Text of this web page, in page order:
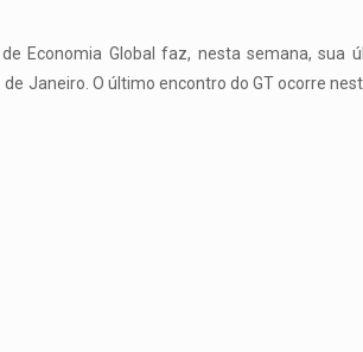
Economia Global faz, nesta semana,
Janeiro. O último encontro do GT ocorre